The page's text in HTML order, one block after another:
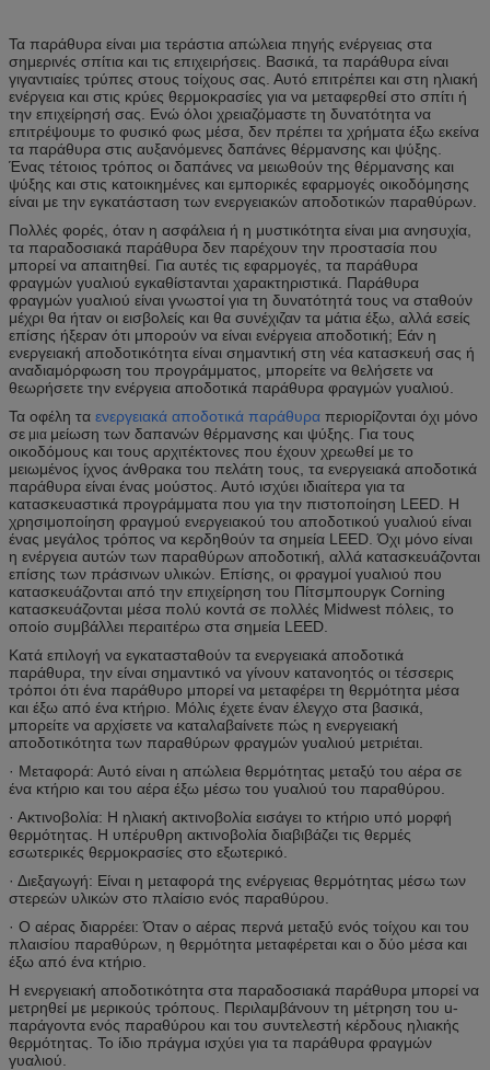
Τα παράθυρα είναι μια τεράστια απώλεια πηγής ενέργειας στα
σημερινές σπίτια και τις επιχειρήσεις. Βασικά, τα παράθυρα είναι
γιγαντιαίες τρύπες στους τοίχους σας. Αυτό επιτρέπει και στη ηλιακή
ενέργεια και στις κρύες θερμοκρασίες για να μεταφερθεί στο σπίτι ή
την επιχείρησή σας. Ενώ όλοι χρειαζόμαστε τη δυνατότητα να
επιτρέψουμε το φυσικό φως μέσα, δεν πρέπει τα χρήματα έξω εκείνα
τα παράθυρα στις αυξανόμενες δαπάνες θέρμανσης και ψύξης.
Ένας τέτοιος τρόπος οι δαπάνες να μειωθούν της θέρμανσης και
ψύξης και στις κατοικημένες και εμπορικές εφαρμογές οικοδόμησης
είναι με την εγκατάσταση των ενεργειακών αποδοτικών παραθύρων.
Πολλές φορές, όταν η ασφάλεια ή η μυστικότητα είναι μια ανησυχία,
τα παραδοσιακά παράθυρα δεν παρέχουν την προστασία που
μπορεί να απαιτηθεί. Για αυτές τις εφαρμογές, τα παράθυρα
φραγμών γυαλιού εγκαθίστανται χαρακτηριστικά. Παράθυρα
φραγμών γυαλιού είναι γνωστοί για τη δυνατότητά τους να σταθούν
μέχρι θα ήταν οι εισβολείς και θα συνέχιζαν τα μάτια έξω, αλλά εσείς
επίσης ήξεραν ότι μπορούν να είναι ενέργεια αποδοτική; Εάν η
ενεργειακή αποδοτικότητα είναι σημαντική στη νέα κατασκευή σας ή
αναδιαμόρφωση του προγράμματος, μπορείτε να θελήσετε να
θεωρήσετε την ενέργεια αποδοτικά παράθυρα φραγμών γυαλιού.
Τα οφέλη τα ενεργειακά αποδοτικά παράθυρα περιορίζονται όχι μόνο
σε μια μείωση των δαπανών θέρμανσης και ψύξης. Για τους
οικοδόμους και τους αρχιτέκτονες που έχουν χρεωθεί με το
μειωμένος ίχνος άνθρακα του πελάτη τους, τα ενεργειακά αποδοτικά
παράθυρα είναι ένας μούστος. Αυτό ισχύει ιδιαίτερα για τα
κατασκευαστικά προγράμματα που για την πιστοποίηση LEED. Η
χρησιμοποίηση φραγμού ενεργειακού του αποδοτικού γυαλιού είναι
ένας μεγάλος τρόπος να κερδηθούν τα σημεία LEED. Όχι μόνο είναι
η ενέργεια αυτών των παραθύρων αποδοτική, αλλά κατασκευάζονται
επίσης των πράσινων υλικών. Επίσης, οι φραγμοί γυαλιού που
κατασκευάζονται από την επιχείρηση του Πίτσμπουργκ Corning
κατασκευάζονται μέσα πολύ κοντά σε πολλές Midwest πόλεις, το
οποίο συμβάλλει περαιτέρω στα σημεία LEED.
Κατά επιλογή να εγκατασταθούν τα ενεργειακά αποδοτικά
παράθυρα, την είναι σημαντικό να γίνουν κατανοητός οι τέσσερις
τρόποι ότι ένα παράθυρο μπορεί να μεταφέρει τη θερμότητα μέσα
και έξω από ένα κτήριο. Μόλις έχετε έναν έλεγχο στα βασικά,
μπορείτε να αρχίσετε να καταλαβαίνετε πώς η ενεργειακή
αποδοτικότητα των παραθύρων φραγμών γυαλιού μετριέται.
· Μεταφορά: Αυτό είναι η απώλεια θερμότητας μεταξύ του αέρα σε
ένα κτήριο και του αέρα έξω μέσω του γυαλιού του παραθύρου.
· Ακτινοβολία: Η ηλιακή ακτινοβολία εισάγει το κτήριο υπό μορφή
θερμότητας. Η υπέρυθρη ακτινοβολία διαβιβάζει τις θερμές
εσωτερικές θερμοκρασίες στο εξωτερικό.
· Διεξαγωγή: Είναι η μεταφορά της ενέργειας θερμότητας μέσω των
στερεών υλικών στο πλαίσιο ενός παραθύρου.
· Ο αέρας διαρρέει: Όταν ο αέρας περνά μεταξύ ενός τοίχου και του
πλαισίου παραθύρων, η θερμότητα μεταφέρεται και ο δύο μέσα και
έξω από ένα κτήριο.
Η ενεργειακή αποδοτικότητα στα παραδοσιακά παράθυρα μπορεί να
μετρηθεί με μερικούς τρόπους. Περιλαμβάνουν τη μέτρηση του u-
παράγοντα ενός παραθύρου και του συντελεστή κέρδους ηλιακής
θερμότητας. Το ίδιο πράγμα ισχύει για τα παράθυρα φραγμών
γυαλιού.